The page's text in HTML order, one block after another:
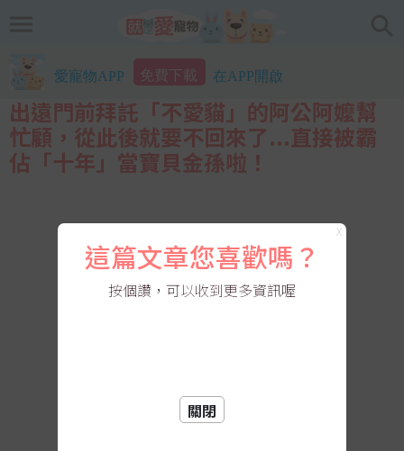
愛寵物APP 免費下載 在APP開啟
出遠門前拜託「不愛貓」的阿公阿嬤幫
忙顧，從此後就要不回來了...直接被霸
佔「十年」當寶貝金孫啦！
X
這篇文章您喜歡嗎？
按個讚，可以收到更多資訊喔
關閉